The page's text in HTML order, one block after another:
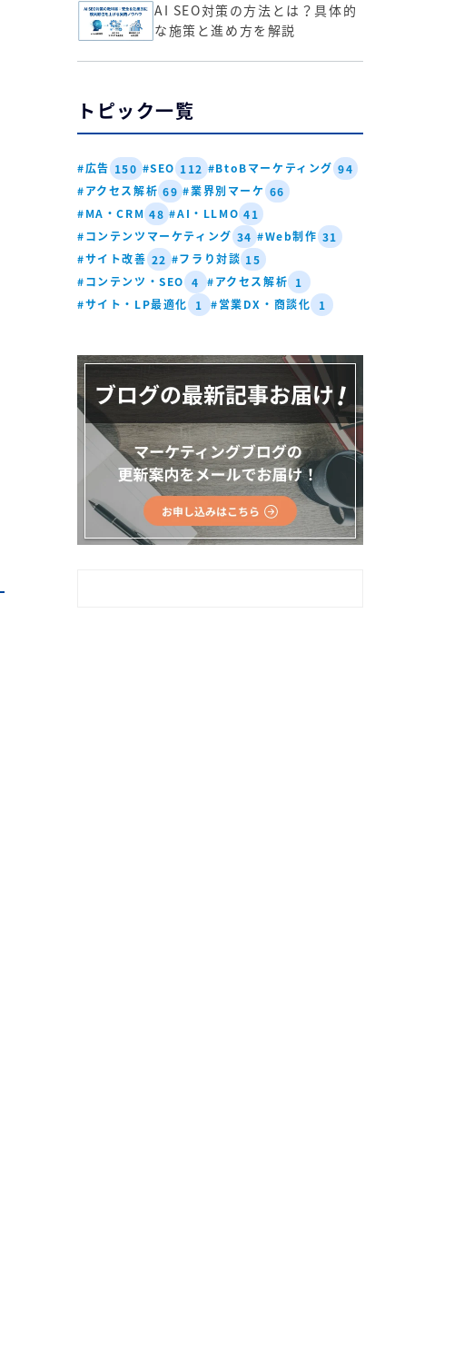
AI SEO対策の方法とは？具体的
な施策と進め方を解説
トピック一覧
#広告 150 #SEO 112 #BtoBマーケティング 94
#アクセス解析 69 #業界別マーケ 66
#MA・CRM 48 #AI・LLMO 41
#コンテンツマーケティング 34 #Web制作 31
#サイト改善 22 #フラり対談 15
#コンテンツ・SEO 4 #アクセス解析 1
#サイト・LP最適化
1 #営業DX・商談化 1